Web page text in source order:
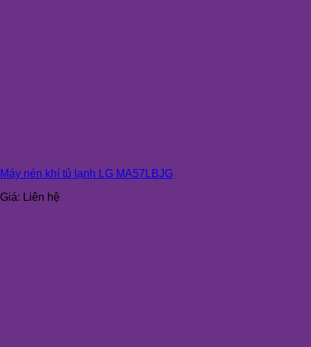
Máy nén khí tủ lạnh LG MA57LBJG
Giá: Liên hệ